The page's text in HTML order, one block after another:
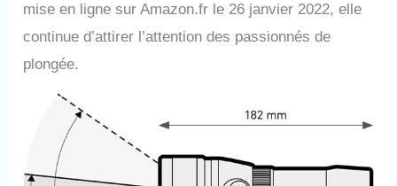
mise en ligne sur Amazon.fr le 26 janvier 2022, elle
continue d’attirer l’attention des passionnés de
plongée.